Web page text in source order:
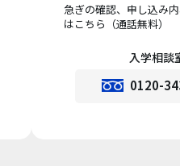
急ぎの確認、申し込み
はこちら（通話無料）
入学相談
0120-